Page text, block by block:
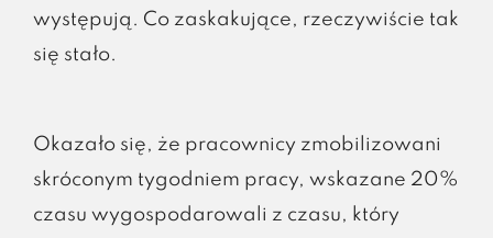
występują. Co zaskakujące, rzeczywiście tak
się stało.
Okazało się, że pracownicy zmobilizowani
skróconym tygodniem pracy, wskazane 20%
czasu wygospodarowali z czasu, który